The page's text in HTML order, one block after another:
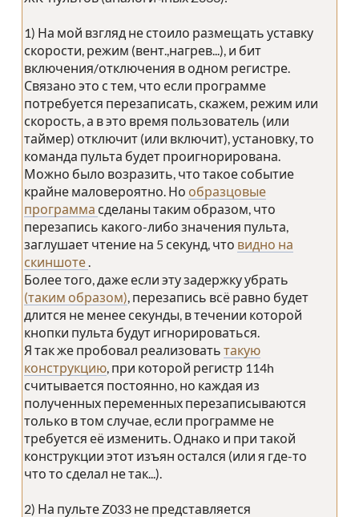
1) На мой взгляд не стоило размещать уставку
скорости, режим (вент.,нагрев...), и бит
включения/отключения в одном регистре.
Связано это с тем, что если программе
потребуется перезаписать, скажем, режим или
скорость, а в это время пользователь (или
таймер) отключит (или включит), установку, то
команда пульта будет проигнорирована.
Можно было возразить, что такое событие
крайне маловероятно. Но образцовые
программа сделаны таким образом, что
перезапись какого-либо значения пульта,
заглушает чтение на 5 секунд, что видно на
скиншоте
Более того, даже если эту задержку убрать
(таким образом) , перезапись всё равно будет
длится не менее секунды, в течении которой
кнопки пульта будут игнорироваться.
Я так же пробовал реализовать такую
конструкцию , при которой регистр 114h
считывается постоянно, но каждая из
полученных переменных перезаписываются
только в том случае, если программе не
требуется её изменить. Однако и при такой
конструкции этот изъян остался (или я где-то
что то сделал не так...).
2) На пульте Z033 не представляется